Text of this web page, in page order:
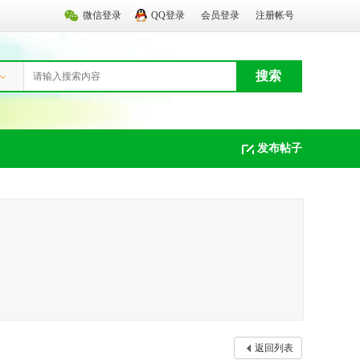
微信登录 QQ登录 会员登录 注册帐号
搜索
发布帖子
返回列表